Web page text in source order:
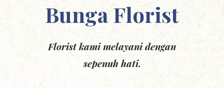
Bunga Florist
Florist kami melayani dengan
sepenuh hati.